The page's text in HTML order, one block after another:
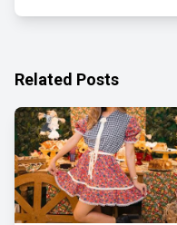
Related Posts